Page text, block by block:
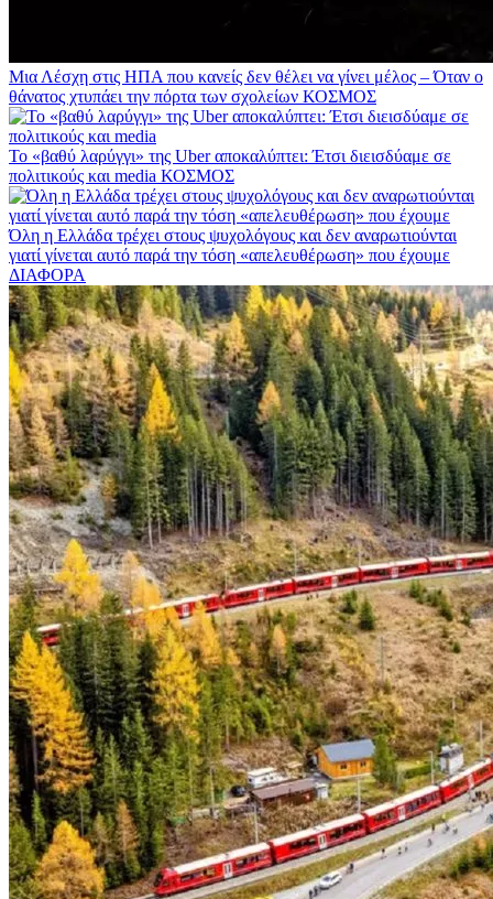
Μια Λέσχη στις ΗΠΑ που κανείς δεν θέλει να γίνει μέλος – Όταν ο
θάνατος χτυπάει την πόρτα των σχολείων ΚΟΣΜΟΣ
Το «βαθύ λαρύγγι» της Uber αποκαλύπτει: Έτσι διεισδύαμε σε
πολιτικούς και media ΚΟΣΜΟΣ
Όλη η Ελλάδα τρέχει στους ψυχολόγους και δεν αναρωτιούνται
γιατί γίνεται αυτό παρά την τόση «απελευθέρωση» που έχουμε
ΔΙΑΦΟΡΑ